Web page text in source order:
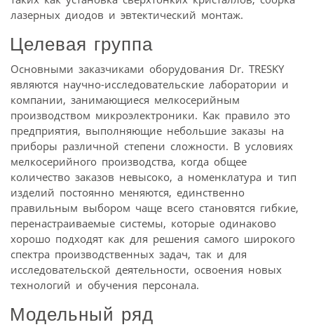
лазерных диодов и эвтектический монтаж.
Целевая группа
Основными заказчиками оборудования Dr. TRESKY
являются научно-исследовательские лаборатории и
компании, занимающиеся мелкосерийным
производством микроэлектроники. Как правило это
предприятия, выполняющие небольшие заказы на
приборы различной степени сложности. В условиях
мелкосерийного производства, когда общее
количество заказов невысоко, а номенклатура и тип
изделий постоянно меняются, единственно
правильным выбором чаще всего становятся гибкие,
перенастраиваемые системы, которые одинаково
хорошо подходят как для решения самого широкого
спектра производственных задач, так и для
исследовательской деятельности, освоения новых
технологий и обучения персонала.
Модельный ряд